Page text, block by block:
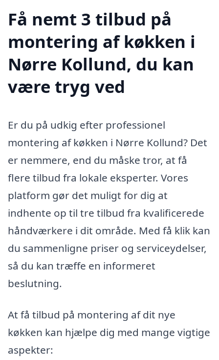
Få nemt 3 tilbud på
montering af køkken i
Nørre Kollund, du kan
være tryg ved
Er du på udkig efter professionel
montering af køkken i Nørre Kollund? Det
er nemmere, end du måske tror, at få
flere tilbud fra lokale eksperter. Vores
platform gør det muligt for dig at
indhente op til tre tilbud fra kvalificerede
håndværkere i dit område. Med få klik kan
du sammenligne priser og serviceydelser,
så du kan træffe en informeret
beslutning.
At få tilbud på montering af dit nye
køkken kan hjælpe dig med mange vigtige
aspekter: